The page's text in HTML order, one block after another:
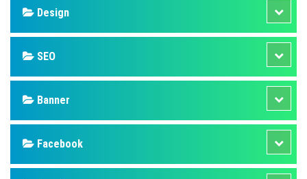
Design
SEO
Banner
Facebook